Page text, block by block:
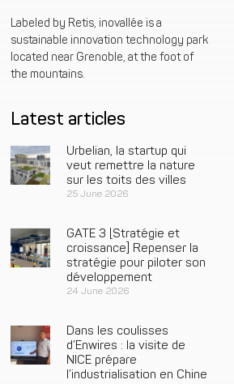
Labeled by Retis, inovallée is a
sustainable innovation technology park
located near Grenoble, at the foot of
the mountains.
Latest articles
Urbelian, la startup qui
veut remettre la nature
sur les toits des villes
25 June 2026
GATE 3 [Stratégie et
croissance] Repenser la
stratégie pour piloter son
développement
24 June 2026
Dans les coulisses
d’Enwires : la visite de
NICE prépare
l’industrialisation en Chine